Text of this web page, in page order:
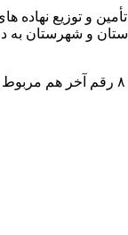
و توزیع
استان و شهرستان
این مسئول ادامه داد: پلاک های تهیه شده ۱۵ رقمی بوده که